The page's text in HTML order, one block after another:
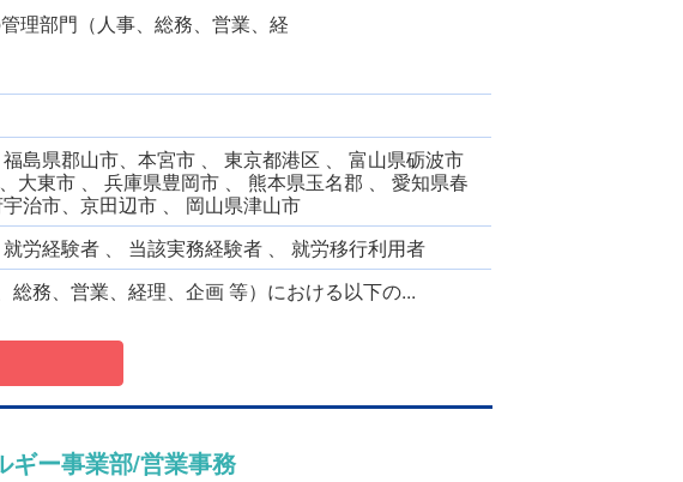
理部門（人事、総務、営業、経
島県郡山市、本宮市 、 東京都港区 、 富山県砺波市
大東市 、 兵庫県豊岡市 、 熊本県玉名郡 、 愛知県春
治市、京田辺市 、 岡山県津山市
労経験者 、 当該実務経験者 、 就労移行利用者
総務、営業、経理、企画 等）における以下の...
ギー事業部/営業事務